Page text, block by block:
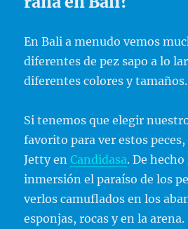
En Bali a menudo vemos
diferentes de pez sapo a lo
diferentes colores y tamaños.
Si tenemos que elegir
favorito para ver estos peces,
Jetty enCandidasa. De
inmersión el paraíso de los
verlos camuflados en los
esponjas, rocas y en la arena.